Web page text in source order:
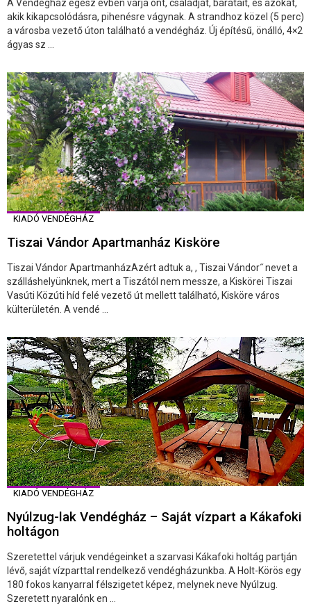
A Vendégház egész évben várja önt, családját, barátait, és azokat,
akik kikapcsolódásra, pihenésre vágynak. A strandhoz közel (5 perc)
a városba vezető úton található a vendégház. Új építésű, önálló, 4×2
ágyas sz ...
KIADÓ VENDÉGHÁZ
Tiszai Vándor Apartmanház Kisköre
Tiszai Vándor ApartmanházAzért adtuk a, , Tiszai Vándor˝ nevet a
szálláshelyünknek, mert a Tiszától nem messze, a Kiskörei Tiszai
Vasúti Közúti híd felé vezető út mellett található, Kisköre város
külterületén. A vendé ...
KIADÓ VENDÉGHÁZ
Nyúlzug-lak Vendégház – Saját vízpart a Kákafoki
holtágon
Szeretettel várjuk vendégeinket a szarvasi Kákafoki holtág partján
lévő, saját vízparttal rendelkező vendégházunkba. A Holt-Körös egy
180 fokos kanyarral félszigetet képez, melynek neve Nyúlzug.
Szeretett nyaralónk en ...